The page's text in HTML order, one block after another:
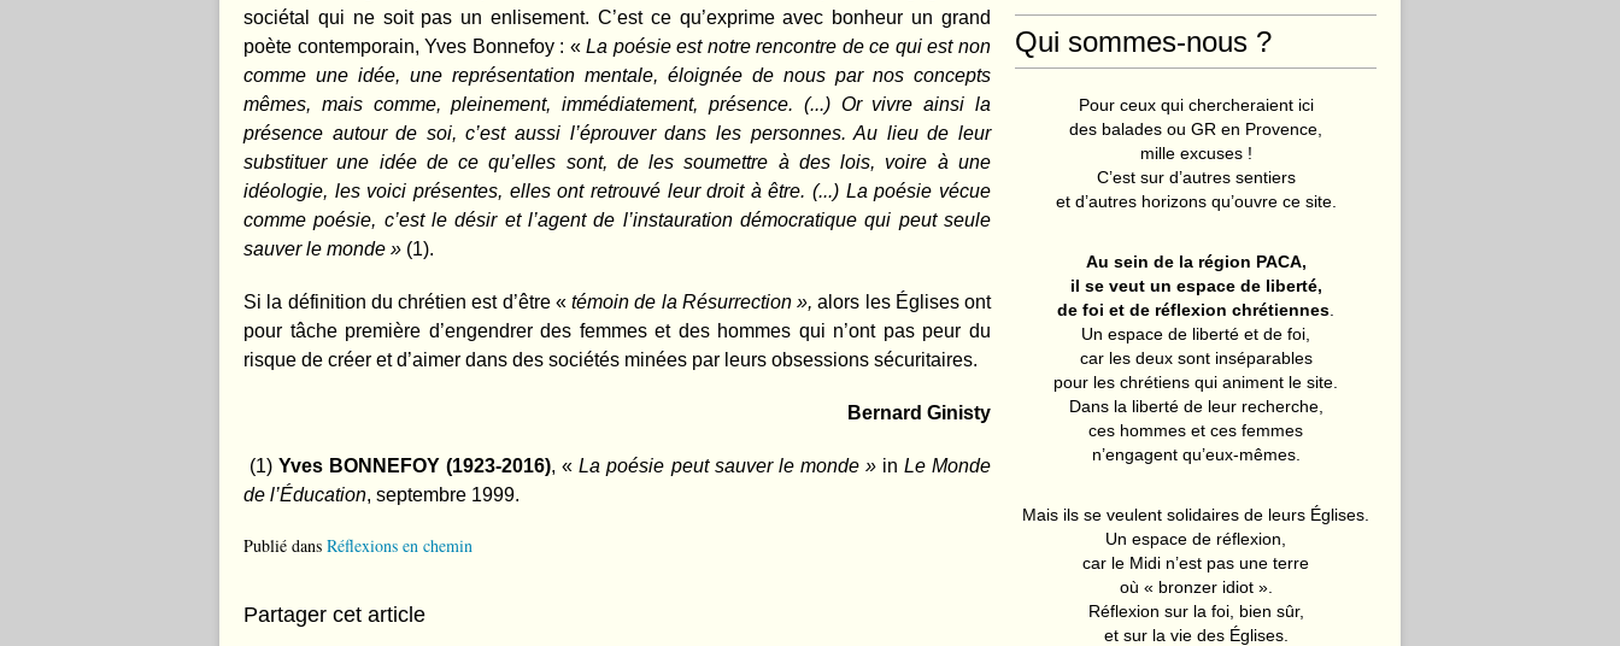
sociétal qui ne soit pas un enlisement. C’est ce qu’exprime avec bonheur un grand
poète contemporain, Yves Bonnefoy : «La poésie est notre rencontre de ce qui est non
comme une idée, une représentation mentale, éloignée de nous par nos concepts
mêmes, mais comme, pleinement, immédiatement, présence. (...) Or vivre ainsi la
présence autour de soi, c’est aussi l’éprouver dans les personnes. Au lieu de leur
substituer une idée de ce qu’elles sont, de les soumettre à des lois, voire à une
idéologie, les voici présentes, elles ont retrouvé leur droit à être. (...) La poésie vécue
comme poésie, c’est le désir et l’agent de l’instauration démocratique qui peut seule
sauver le monde » (1).
Si la définition du chrétien est d’être « témoin de la Résurrection »,alors les Églises ont
pour tâche première d’engendrer des femmes et des hommes qui n’ont pas peur du
risque de créer et d’aimer dans des sociétés minées par leurs obsessions sécuritaires.
Bernard Ginisty
(1)Yves BONNEFOY (1923-2016), «La poésie peut sauver le monde » in Le Monde
de l’Éducation, septembre 1999.
Publié dans Réflexions en chemin
Partager cet article
Qui sommes-nous ?
Pour ceux qui chercheraient ici
des balades ou GR en Provence,
mille excuses !
C’est sur d’autres sentiers
et d’autres horizons qu’ouvre ce site.
Au sein de la région PACA,
il se veut un espace de liberté,
de foi et de réflexion chrétiennes
Un espace de liberté et de foi,
car les deux sont inséparables
pour les chrétiens qui animent le site.
Dans la liberté de leur recherche,
ces hommes et ces femmes
n’engagent qu’eux-mêmes.
Mais ils se veulent solidaires de leurs Églises.
Un espace de réflexion,
car le Midi n’est pas une terre
où « bronzer idiot ».
Réflexion sur la foi, bien sûr,
et sur la vie des Églises.